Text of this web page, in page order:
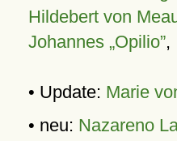
Hildebert von
Johannes „Opilio”,
• Update: Marie
• neu: Nazareno